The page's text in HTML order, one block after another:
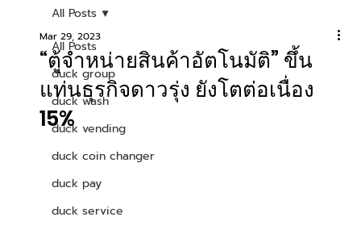
All Posts
duck group
duck wash
duck vending
duck coin changer
duck pay
duck service
All Posts
“ตู้จำหน่ายสินค้าอัตโนมัติ” ขึ้น
แท่นธุรกิจดาวรุ่ง ยังโตต่อเนื่อง
15%
Mar 29, 2023